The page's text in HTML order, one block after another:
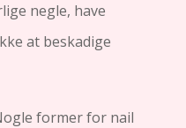
negle, have
at beskadige
former for nail